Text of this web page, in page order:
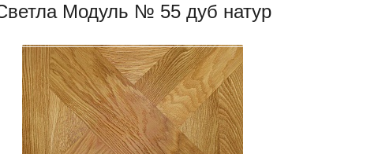
Модуль № 55 дуб натур